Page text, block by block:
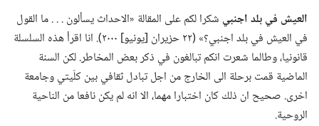
العيش فيبلد اجنبي شكرا لكم على المقالة «الاحداث يسألون .‏ .‏ .‏ ما القول
في العيش في بلد اجنبي؟‏» (‏٢٢ حزيران [يونيو] ٢٠٠٠)‏.‏ انا اقرأ هذه السلسلة
قانونيا،‏ وطالما شعرت انكم تبالغون في ذكر بعض المخاطر.‏ لكن السنة
الماضية قمت برحلة الى الخارج من اجل تبادل ثقافي بين كلّيتي وجامعة
اخرى.‏ صحيح ان ذلك كان اختبارا مهما،‏ الا انه لم يكن نافعا من الناحية
الروحية.‏